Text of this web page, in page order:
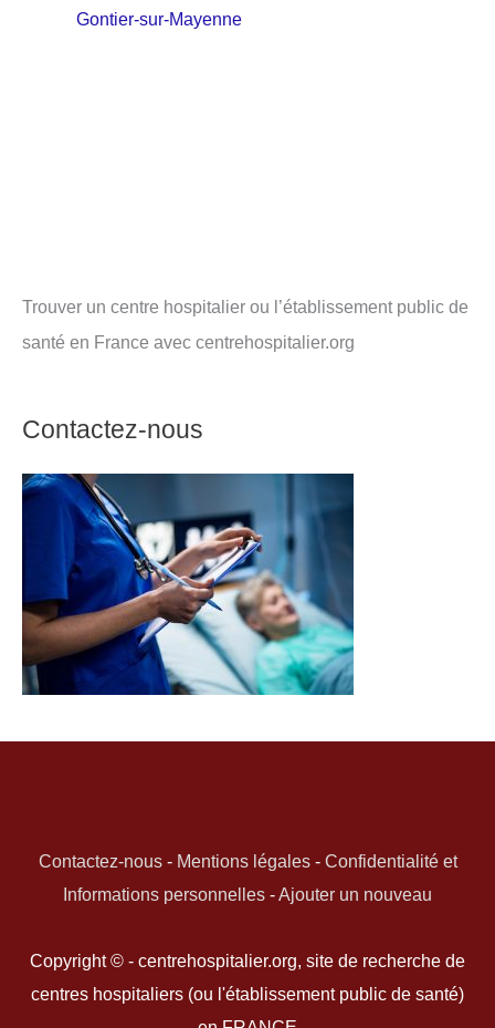
Gontier-sur-Mayenne
Trouver un centre hospitalier ou l’établissement public de
santé en France avec centrehospitalier.org
Contactez-nous
Contactez-nous- Mentions légales- Confidentialité et
Informations personnelles -Ajouter un nouveau
Copyright © - centrehospitalier.org, site de recherche de
centres hospitaliers (ou l'établissement public de santé)